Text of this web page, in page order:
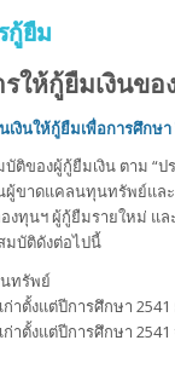
กู้ยืม
ให้กู้ยืมเงินขอ
งินให้กู้ยืมเพื่อการศึกษา
ของผู้กู้ยืมเงิน ตาม “ป
ผู้ขาดแคลนทุนทรัพย์แล
ทุนฯ ผู้กู้ยืมรายใหม่ แล
บัติดังต่อไปนี้
ทรัพย์
าตั้งแต่ปีการศึกษา
าตั้งแต่ปีการศึกษา